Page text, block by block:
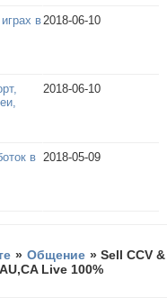
в2018-06-10
2018-06-10
в 2018-05-09
» Общение »Sell CCV &
Live 100%